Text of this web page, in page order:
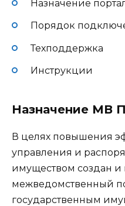
Назначение
Порядок
Техподдержка
Инструкции
Назначение МВ
В целях повышения
управления и
имуществом создан и
межведомственный
государственным